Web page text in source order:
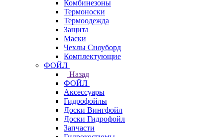
Комбинезоны
Термоноски
Термоодежда
Защита
Маски
Чехлы Сноуборд
Комплектующие
ФОЙЛ
Назад
ФОЙЛ
Аксессуары
Гидрофойлы
Доски Вингфойл
Доски Гидрофойл
Запчасти